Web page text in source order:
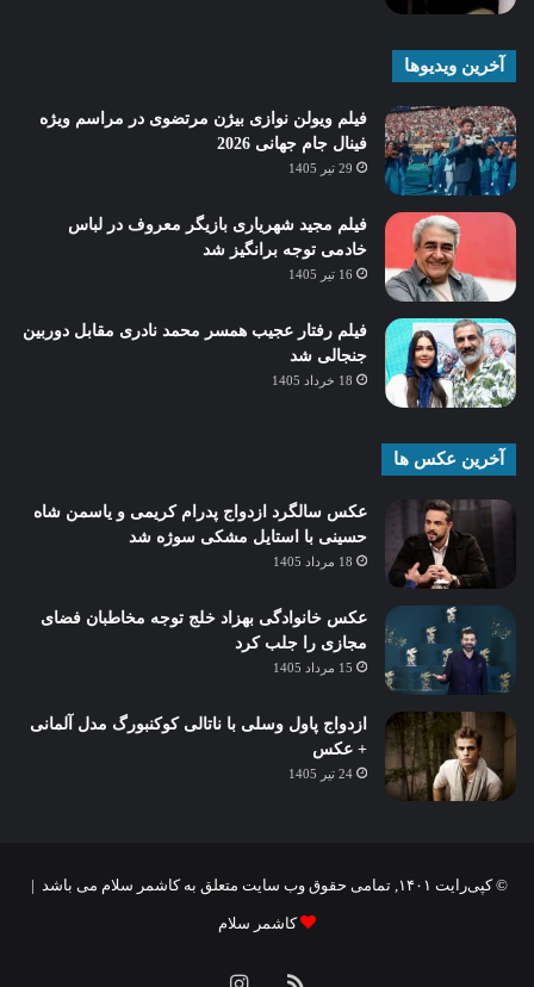
آخرین ویدیوها
فیلم ویولن نوازی بیژن مرتضوی در مراسم ویژه
فینال جام جهانی 2026
29 تیر 1405
فیلم مجید شهریاری بازیگر معروف در لباس
خادمی توجه برانگیز شد
16 تیر 1405
فیلم رفتار عجیب همسر محمد نادری مقابل دوربین
جنجالی شد
18 خرداد 1405
آخرین عکس ها
عکس سالگرد ازدواج پدرام کریمی و یاسمن شاه‌
حسینی با استایل مشکی سوژه شد
18 مرداد 1405
عکس خانوادگی بهزاد خلج توجه مخاطبان فضای
مجازی را جلب کرد
15 مرداد 1405
ازدواج پاول وسلی با ناتالی کوکنبورگ مدل آلمانی
+ عکس
24 تیر 1405
© کپی‌رایت ۱۴۰۱, تمامی حقوق وب سایت متعلق به کاشمر سلام می باشد |
کاشمر سلام